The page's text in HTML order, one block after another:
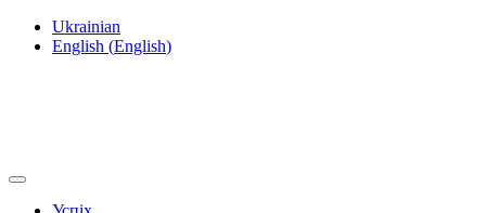
Ukrainian
English (English)